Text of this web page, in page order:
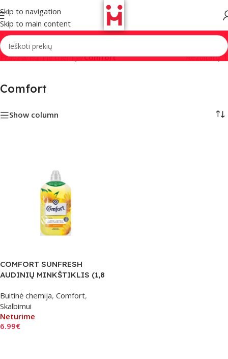
Skip to navigation
Skip to main content
Pradžia/Buitinė chemija/Comfort Rezultatų: 1
Comfort
Show column
COMFORT SUNFRESH
AUDINIŲ MINKŠTIKLIS (1,8
Buitinė chemija, Comfort,
Skalbimui
Neturime
6.99€